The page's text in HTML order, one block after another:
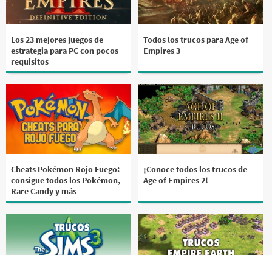
Los 23 mejores juegos de
estrategia para PC con pocos
requisitos
Todos los trucos para Age of
Empires 3
Cheats Pokémon Rojo Fuego:
consigue todos los Pokémon,
Rare Candy y más
¡Conoce todos los trucos de
Age of Empires 2!